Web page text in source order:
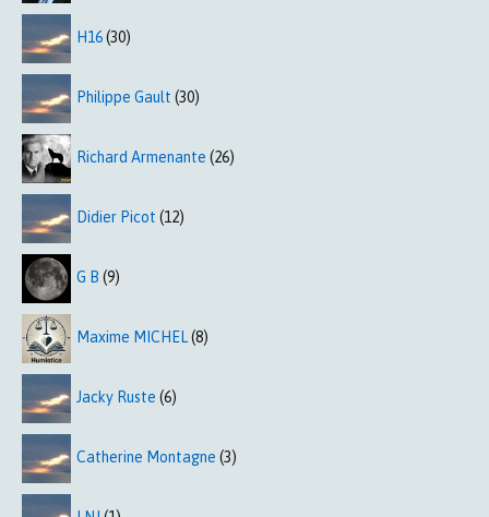
H16(30)
Philippe Gault (30)
Richard Armenante (26)
Didier Picot (12)
G B (9)
Maxime MICHEL(8)
Jacky Ruste (6)
Catherine Montagne (3)